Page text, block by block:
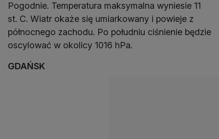
Pogodnie. Temperatura maksymalna wyniesie 11
st. C. Wiatr okaże się umiarkowany i powieje z
północnego zachodu. Po południu ciśnienie będzie
oscylować w okolicy 1016 hPa.
GDAŃSK